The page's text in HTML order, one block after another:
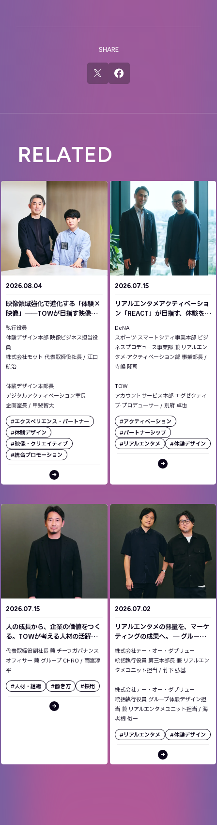
SHARE
RELATED
2026.08.04
映像領域強化で進化する「体験×
映像」――TOWが目指す映像領
域の新たな姿
執行役員
体験デザイン本部 映像ビジネス担当役
員
株式会社モット 代表取締役社長/ 江口
航治
体験デザイン本部長
デジタルアクティベーション室長
企画室長/ 甲斐智大
#エクスペリエンス・パートナー
#体験デザイン
#映像・クリエイティブ
#統合プロモーション
2026.07.15
リアルエンタメアクティベーショ
ン「REACT」が目指す、体験を通
じた事業成長の新しい形 DeNA ×
TOW 共同事業の背景と展望
DeNA
スポーツ·スマートシティ事業本部 ビジ
ネスプロデュース事業部 兼 リアルエン
タメ·アクティベーション部 事業部長/
寺嶋 隆司
TOW
アカウントサービス本部 エグゼクティ
ブ·プロデューサー / 別府 卓也
#アクティベーション
#パートナーシップ
#リアルエンタメ
#体験デザイン
2026.07.15
人の成長から、企業の価値をつく
る。TOWが考える人材の活躍と
組織のあり方 グループCHRO雨
宮 淳平
代表取締役副社長 兼 チーフガバナンス
オフィサー 兼 グループ CHRO / 雨宮淳
平
#人材・組織
#働き方 #採用
2026.07.02
リアルエンタメの熱量を、マーケ
ティングの成果へ。 ― グループ
横断「リアルエンタメユニット」
が目指すもの
株式会社テー・オー・ダブリュー
統括執行役員 第三本部長 兼 リアルエン
タメユニット担当 / 竹下 弘基
株式会社テー・オー・ダブリュー
統括執行役員 グループ体験デザイン担
当 兼 リアルエンタメユニット担当 / 海
老根 俊一
#リアルエンタメ
#体験デザイン